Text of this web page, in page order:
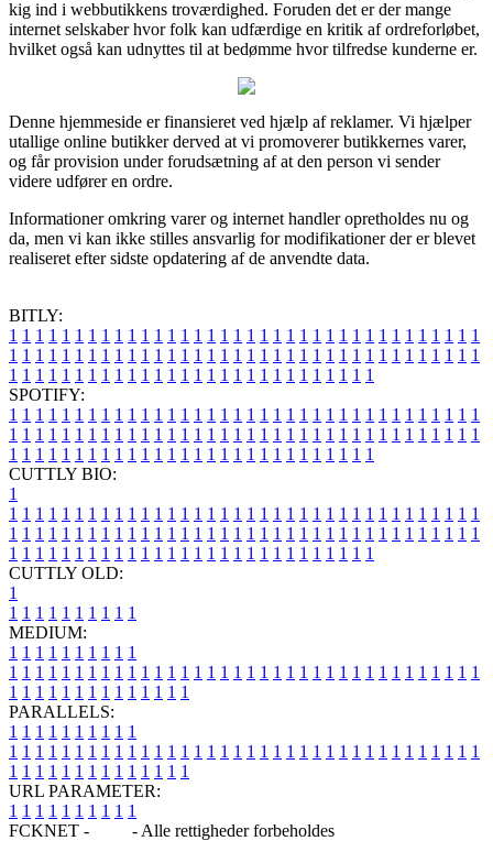
kig ind i webbutikkens troværdighed. Foruden det er der mange
internet selskaber hvor folk kan udfærdige en kritik af ordreforløbet,
hvilket også kan udnyttes til at bedømme hvor tilfredse kunderne er.
Denne hjemmeside er finansieret ved hjælp af reklamer. Vi hjælper
utallige online butikker derved at vi promoverer butikkernes varer,
og får provision under forudsætning af at den person vi sender
videre udfører en ordre.
Informationer omkring varer og internet handler opretholdes nu og
da, men vi kan ikke stilles ansvarlig for modifikationer der er blevet
realiseret efter sidste opdatering af de anvendte data.
BITLY:
1 1 1 1 1 1 1 1 1 1 1 1 1 1 1 1 1 1 1 1 1 1 1 1 1 1 1 1 1 1 1 1 1 1 1 1
1 1 1 1 1 1 1 1 1 1 1 1 1 1 1 1 1 1 1 1 1 1 1 1 1 1 1 1 1 1 1 1 1 1 1 1
1 1 1 1 1 1 1 1 1 1 1 1 1 1 1 1 1 1 1 1 1 1 1 1 1 1 1 1
SPOTIFY:
1 1 1 1 1 1 1 1 1 1 1 1 1 1 1 1 1 1 1 1 1 1 1 1 1 1 1 1 1 1 1 1 1 1 1 1
1 1 1 1 1 1 1 1 1 1 1 1 1 1 1 1 1 1 1 1 1 1 1 1 1 1 1 1 1 1 1 1 1 1 1 1
1 1 1 1 1 1 1 1 1 1 1 1 1 1 1 1 1 1 1 1 1 1 1 1 1 1 1 1
CUTTLY BIO:
1
1 1 1 1 1 1 1 1 1 1 1 1 1 1 1 1 1 1 1 1 1 1 1 1 1 1 1 1 1 1 1 1 1 1 1 1
1 1 1 1 1 1 1 1 1 1 1 1 1 1 1 1 1 1 1 1 1 1 1 1 1 1 1 1 1 1 1 1 1 1 1 1
1 1 1 1 1 1 1 1 1 1 1 1 1 1 1 1 1 1 1 1 1 1 1 1 1 1 1 1
CUTTLY OLD:
1
1 1 1 1 1 1 1 1 1 1
MEDIUM:
1 1 1 1 1 1 1 1 1 1
1 1 1 1 1 1 1 1 1 1 1 1 1 1 1 1 1 1 1 1 1 1 1 1 1 1 1 1 1 1 1 1 1 1 1 1
1 1 1 1 1 1 1 1 1 1 1 1 1 1
PARALLELS:
1 1 1 1 1 1 1 1 1 1
1 1 1 1 1 1 1 1 1 1 1 1 1 1 1 1 1 1 1 1 1 1 1 1 1 1 1 1 1 1 1 1 1 1 1 1
1 1 1 1 1 1 1 1 1 1 1 1 1 1
URL PARAMETER:
1 1 1 1 1 1 1 1 1 1
FCKNET -
- Alle rettigheder forbeholdes